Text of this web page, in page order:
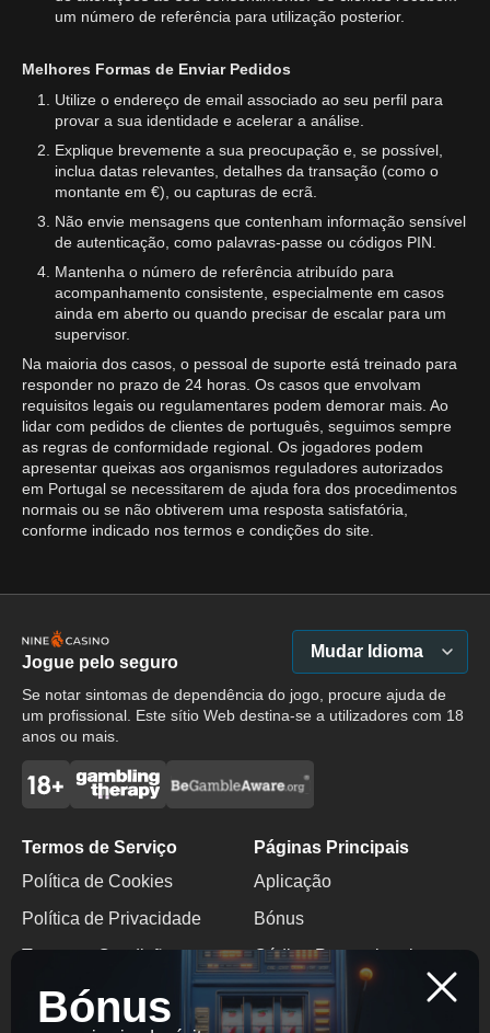
um número de referência para utilização posterior.
Melhores Formas de Enviar Pedidos
Utilize o endereço de email associado ao seu perfil para
provar a sua identidade e acelerar a análise.
Explique brevemente a sua preocupação e, se possível,
inclua datas relevantes, detalhes da transação (como o
montante em €), ou capturas de ecrã.
Não envie mensagens que contenham informação sensível
de autenticação, como palavras-passe ou códigos PIN.
Mantenha o número de referência atribuído para
acompanhamento consistente, especialmente em casos
ainda em aberto ou quando precisar de escalar para um
supervisor.
Na maioria dos casos, o pessoal de suporte está treinado para
responder no prazo de 24 horas. Os casos que envolvam
requisitos legais ou regulamentares podem demorar mais. Ao
lidar com pedidos de clientes de português, seguimos sempre
as regras de conformidade regional. Os jogadores podem
apresentar queixas aos organismos reguladores autorizados
em Portugal se necessitarem de ajuda fora dos procedimentos
normais ou se não obtiverem uma resposta satisfatória,
conforme indicado nos termos e condições do site.
Bónus
Jogue pelo seguro
Se notar sintomas de dependência do jogo, procure ajuda de
um profissional. Este sítio Web destina-se a utilizadores com 18
anos ou mais.
Mudar Idioma
Termos de Serviço
Política de Cookies
Política de Privacidade
Termos e Condições
Jogo Responsável
Páginas Principais
Aplicação
Bónus
Código Promocional
Bónus Sem Depósito